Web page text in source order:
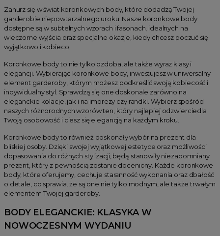
Zanurz się w świat koronkowych body, które dodadzą Twojej
garderobie niepowtarzalnego uroku. Nasze koronkowe body
dostępne są w subtelnych wzorach i fasonach, idealnych na
wieczorne wyjścia oraz specjalne okazje, kiedy chcesz poczuć się
wyjątkowo i kobieco.
Koronkowe body to nie tylko ozdoba, ale także wyraz klasy i
elegancji. Wybierając koronkowe body, inwestujesz w uniwersalny
element garderoby, którym możesz podkreślić swoją kobiecość i
indywidualny styl. Sprawdzą się one doskonale zarówno na
eleganckie kolacje, jak i na imprezy czy randki. Wybierz spośród
naszych różnorodnych wzorów ten, który najlepiej odzwierciedla
Twoją osobowość i ciesz się elegancją na każdym kroku.
Koronkowe body to również doskonały wybór na prezent dla
bliskiej osoby. Dzięki swojej wyjątkowej estetyce oraz możliwości
dopasowania do różnych stylizacji, będą stanowiły niezapomniany
prezent, który z pewnością zostanie doceniony. Każde koronkowe
body, które oferujemy, cechuje staranność wykonania oraz dbałość
o detale, co sprawia, że są one nie tylko modnym, ale także trwałym
elementem Twojej garderoby.
BODY ELEGANCKIE: KLASYKA W
NOWOCZESNYM WYDANIU